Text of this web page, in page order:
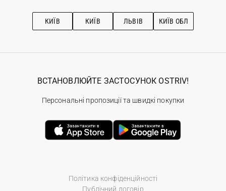
Рекомендації з догляду
КИЇВ КИЇВ ЛЬВІВ КИЇВ ОБЛ
Політика конфіденційності
Публічний договір
ВСТАНОВЛЮЙТЕ ЗАСТОСУНОК OSTRIV!
Персональні пропозиції та швидкі покупки